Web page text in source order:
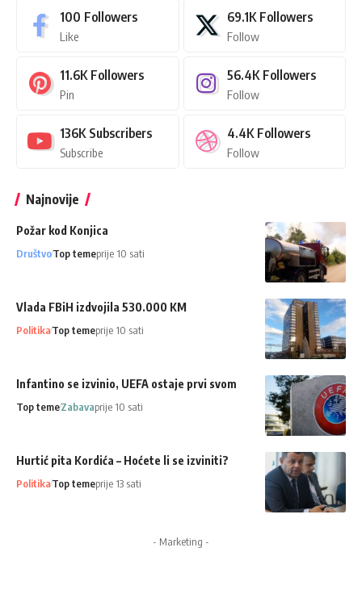
100 Followers
Like
69.1K Followers
Follow
11.6K Followers
Pin
56.4K Followers
Follow
136K Subscribers
Subscribe
4.4K Followers
Follow
Najnovije
Požar kod Konjica
DruštvoTop temeprije 10 sati
Vlada FBiH izdvojila 530.000 KM
PolitikaTop temeprije 10 sati
Infantino se izvinio, UEFA ostaje prvi svom
Top temeZabavaprije 10 sati
Hurtić pita Kordića – Hoćete li se izviniti?
PolitikaTop temeprije 13 sati
- Marketing -